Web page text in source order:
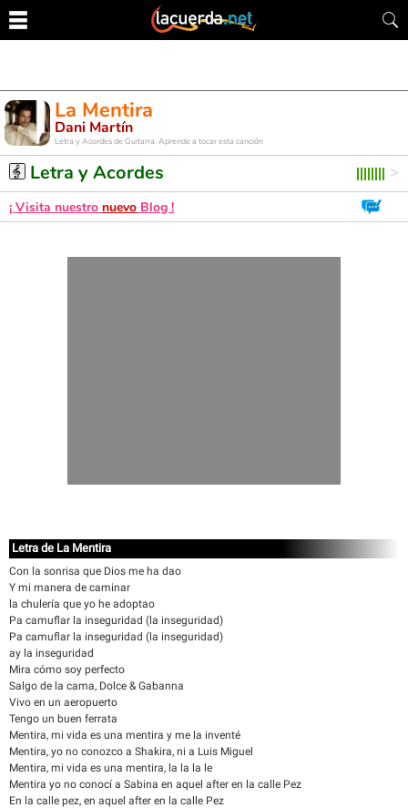
La Mentira
Dani Martín
Letra y Acordes de Guitarra. Aprende a tocar esta canción
Letra y Acordes
¡ Visita nuestro nuevo Blog !
Letra de La Mentira
Con la sonrisa que Dios me ha dao
Y mi manera de caminar
la chulería que yo he adoptao
Pa camuflar la inseguridad (la inseguridad)
Pa camuflar la inseguridad (la inseguridad)
ay la inseguridad
Mira cómo soy perfecto
Salgo de la cama, Dolce & Gabanna
Vivo en un aeropuerto
Tengo un buen ferrata
Mentira, mi vida es una mentira y me la inventé
Mentira, yo no conozco a Shakira, ni a Luis Miguel
Mentira, mi vida es una mentira, la la la le
Mentira yo no conocí a Sabina en aquel after en la calle Pez
En la calle pez, en aquel after en la calle Pez